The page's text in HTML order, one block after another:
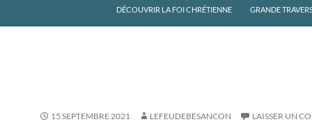
DÉCOUVRIR LA FOI CHRÉTIENNE GRANDE
15 SEPTEMBRE 2021 LEFEUDEBESANCON LAISSER UN